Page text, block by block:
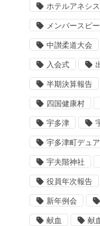
ホテルアネシ
メンバースピ
中讃柔道大会
入会式
半期決算報告
四国健康村
宇多津
宇多津町デュ
宇夫階神社
役員年次報告
新年例会
献血 献